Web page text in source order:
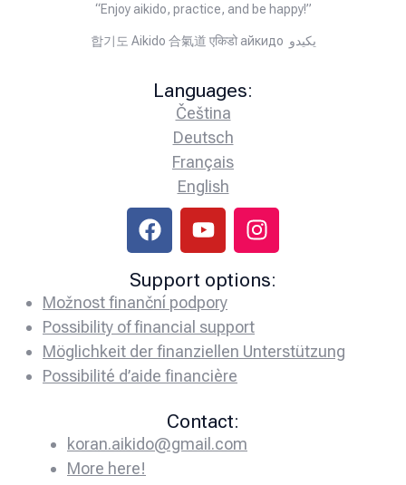
“Enjoy aikido, practice, and be happy!”
합기도 Aikido 合氣道 एकिडो айкидо يكيدو
Languages:
Čeština
Deutsch
Français
English
Support options:
Možnost finanční podpory
Possibility of financial support
Möglichkeit der finanziellen Unterstützung
Possibilité d’aide financière
Contact:
koran.aikido@gmail.com
More here!